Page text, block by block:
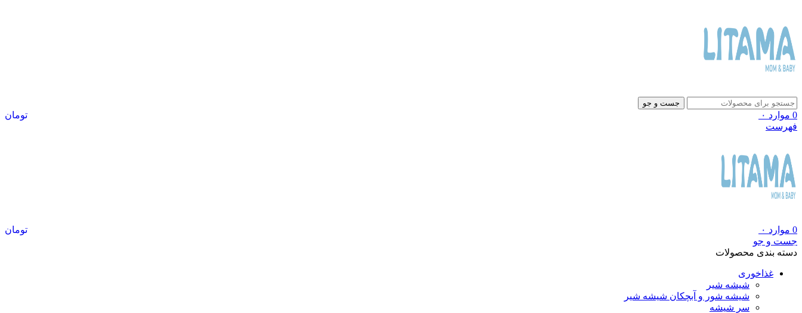
جست و جو
0 موارد ۰
تومان
فهرست
0 موارد ۰
تومان
جست و جو
دسته بندی محصولات
غذاخوری
شیشه شیر
شیشه ‌شور و آبچکان شیشه‌ شیر
سر شیشه